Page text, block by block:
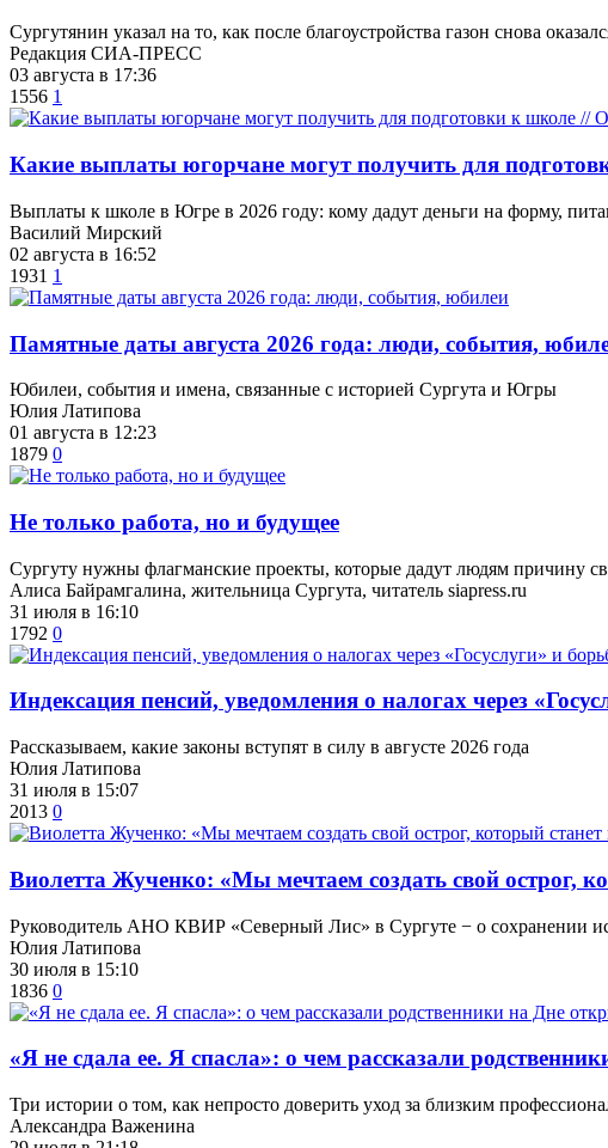
Сургутянин указал на то, как после благоустройства газон снова
Редакция СИА-ПРЕСС
03 августа в 17:36
1556 1
Какие выплаты югорчане могут получить для
Выплаты к школе в Югре в 2026 году: кому дадут деньги на форму,
Василий Мирский
02 августа в 16:52
1931 1
​Памятные даты августа 2026 года: люди, события,
Юбилеи, события и имена, связанные с историей Сургута и Югры
Юлия Латипова
01 августа в 12:23
1879 0
​Не только работа, но и будущее
Сургуту нужны флагманские проекты, которые дадут людям причину
Алиса Байрамгалина, жительница Сургута, читатель siapress.ru
31 июля в 16:10
1792 0
​Индексация пенсий, уведомления о налогах через
Рассказываем, какие законы вступят в силу в августе 2026 года
Юлия Латипова
31 июля в 15:07
2013 0
Виолетта Жученко: «Мы мечтаем создать свой острог,
Руководитель АНО КВИР «Северный Лис» в Сургуте − о сохранении
Юлия Латипова
30 июля в 15:10
1836 0
​«Я не сдала ее. Я спасла»: о чем рассказали
Три истории о том, как непросто доверить уход за близким
Александра Важенина